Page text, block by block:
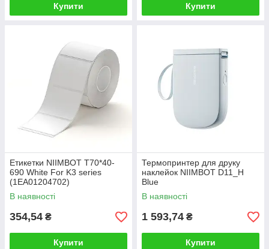
Купити Купити
Етикетки NIIMBOT T70*40-
690 White For K3 series
(1EA01204702)
В наявності
354,54 ₴
Купити
Термопринтер для друку
наклейок NIIMBOT D11_H
Blue
В наявності
1 593,74 ₴
Купити